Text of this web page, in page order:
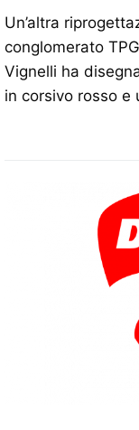
Un’altra
conglomerato
Vignelli ha
in corsivo rosso e